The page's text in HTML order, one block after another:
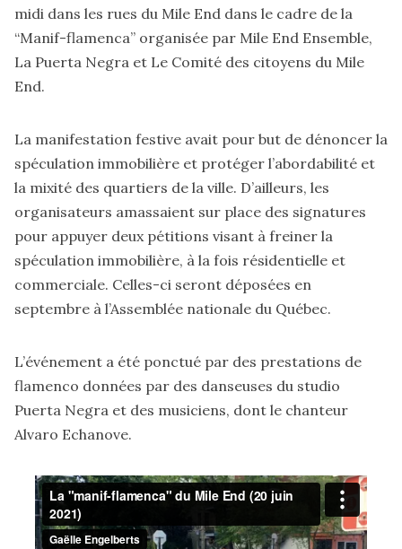
midi dans les rues du Mile End dans le cadre de la
“Manif-flamenca” organisée par Mile End Ensemble,
La Puerta Negra et Le Comité des citoyens du Mile
End.
La manifestation festive avait pour but de dénoncer la
spéculation immobilière et protéger l’abordabilité et
la mixité des quartiers de la ville. D’ailleurs, les
organisateurs amassaient sur place des signatures
pour appuyer deux pétitions visant à freiner la
spéculation immobilière, à la fois résidentielle et
commerciale. Celles-ci seront déposées en
septembre à l’Assemblée nationale du Québec.
L’événement a été ponctué par des prestations de
flamenco données par des danseuses du studio
Puerta Negra et des musiciens, dont le chanteur
Alvaro Echanove.